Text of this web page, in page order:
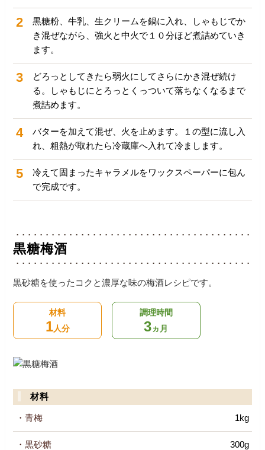
2
黒糖粉、牛乳、生クリームを鍋に入れ、しゃもじでか
き混ぜながら、強火と中火で１０分ほど煮詰めていき
ます。
3
どろっとしてきたら弱火にしてさらにかき混ぜ続け
る。しゃもじにとろっとくっついて落ちなくなるまで
煮詰めます。
4
バターを加えて混ぜ、火を止めます。１の型に流し入
れ、粗熱が取れたら冷蔵庫へ入れて冷まします。
5
冷えて固まったキャラメルをワックスペーパーに包ん
で完成です。
黒糖梅酒
黒砂糖を使ったコクと濃厚な味の梅酒レシピです。
材料
1人分
調理時間
3ヵ月
材料
・青梅 1kg
・黒砂糖 300g